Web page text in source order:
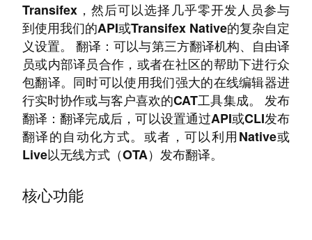
Transifex，然后可以选择几乎零开发人员参与
到使用我们的API或Transifex Native的复杂自定
义设置。 翻译：可以与第三方翻译机构、自由译
员或内部译员合作，或者在社区的帮助下进行众
包翻译。同时可以使用我们强大的在线编辑器进
行实时协作或与客户喜欢的CAT工具集成。 发布
翻译：翻译完成后，可以设置通过API或CLI发布
翻译的自动化方式。或者，可以利用Native或
Live以无线方式（OTA）发布翻译。
核心功能